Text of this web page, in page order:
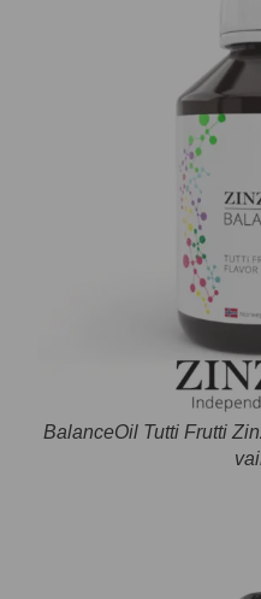
BalanceOil Tutti Frutti